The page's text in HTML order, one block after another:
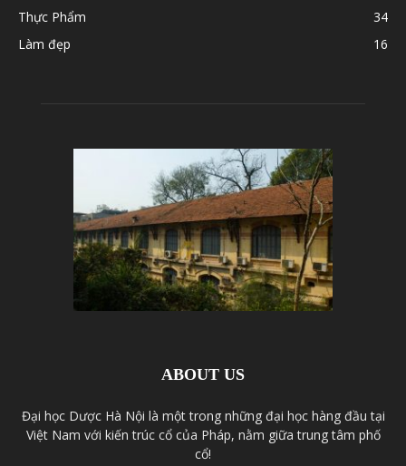
Thực Phẩm
34
Làm đẹp
16
ABOUT US
Đại học Dược Hà Nội là một trong những đại học hàng đầu tại
Việt Nam với kiến trúc cổ của Pháp, nằm giữa trung tâm phố
cổ!